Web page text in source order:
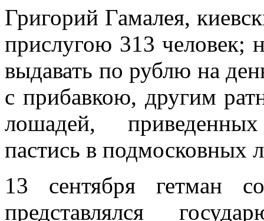
Григорий Гамалея,
прислугою 313 человек;
выдавать по рублю на
с прибавкою, другим
лошадей,
пастись в подмосковных
13 сентября гетман
представлялся